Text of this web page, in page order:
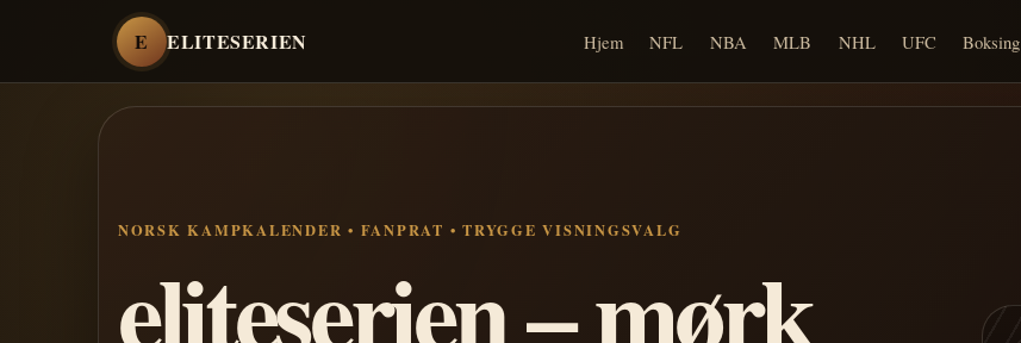
E ELITESERIEN Hjem NFL NBA MLB NHL UFC Boksing
NORSK KAMPKALENDER • FANPRAT • TRYGGE VISNINGSVALG
eliteserien – mørk